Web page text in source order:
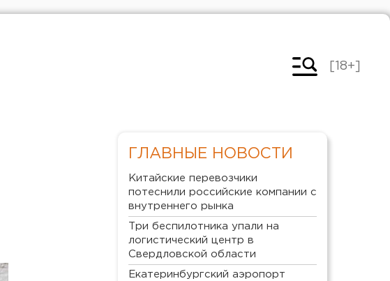
[18+]
ГЛАВНЫЕ НОВОСТИ
Китайские перевозчики
потеснили российские компании с
внутреннего рынка
Три беспилотника упали на
логистический центр в
Свердловской области
Екатеринбургский аэропорт